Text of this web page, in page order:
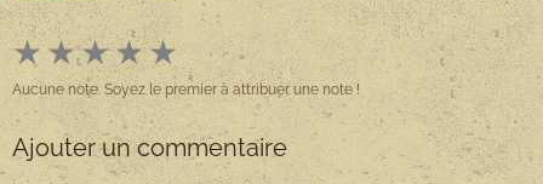
★ ★★★★
Aucune note. Soyez le premier à attribuer une note !
Ajouter un commentaire